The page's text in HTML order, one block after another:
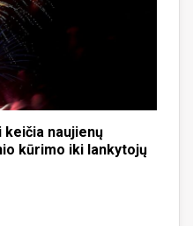
naujienų
kūrimo iki lankytojų